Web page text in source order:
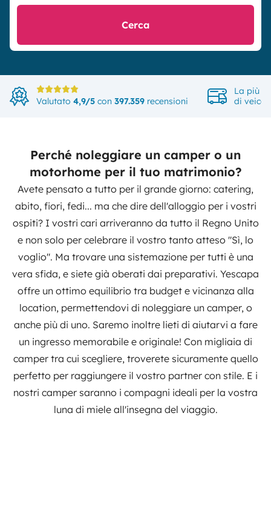
Cerca
Valutato 4,9/5 con 397.359 recensioni
La più
di
Perché noleggiare un camper o un
motorhome per il tuo matrimonio?
Avete pensato a tutto per il grande giorno: catering,
abito, fiori, fedi... ma che dire dell'alloggio per i vostri
ospiti? I vostri cari arriveranno da tutto il Regno Unito
e non solo per celebrare il vostro tanto atteso "Sì, lo
voglio". Ma trovare una sistemazione per tutti è una
vera sfida, e siete già oberati dai preparativi. Yescapa
offre un ottimo equilibrio tra budget e vicinanza alla
location, permettendovi di noleggiare un camper, o
anche più di uno. Saremo inoltre lieti di aiutarvi a fare
un ingresso memorabile e originale! Con migliaia di
camper tra cui scegliere, troverete sicuramente quello
perfetto per raggiungere il vostro partner con stile. E i
nostri camper saranno i compagni ideali per la vostra
luna di miele all'insegna del viaggio.